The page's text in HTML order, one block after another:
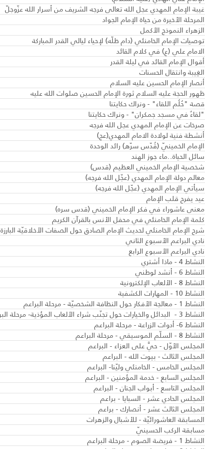
غيبة الإمام المهدي عجل الله تعالى فرجه الشريف من أسرار الله عزّوجلّ
المرحلة الأخيرة من حياة الإمام الجواد
الزهراء النموذج الأكمل
توصيات الإمام الخامنئي (دام ظلّه) لإحياء ليالي القدر المباركة
الامام علي (ع) في كلام القائد
أقوال الإمام القائد في ليلة القدر
الغِيبة وانتقال الحسنات
أنصار الإمام الحسين عليه السلام
ظهور الحجة عليه السلام ثورة الإمام الحسين صلوات الله عليه
قصة "حُلُم اللقاء" - ونراك حكايتنا
"لقاءٌ في مسجد جمكران" - ونراك حكايتنا
صرخات عن الإمام المهدي عجل الله فرجه
أنشطة فنية لولادة الامام المهدي(عج)
الإمام الخمينيّ (قُدّس سرّه) رائد الوحدة
سائل الحياة..ماء جوز الهند
شخصية الإمام الخميني العظيم (قدس)
معالم دولة الإمام المهدي (عجّل الله فرجه)
سيأتي الإمام المهدي (عجّل الله فرجه)
عيد يفرح قلب الإمام
معنى عاشوراء في فكر الإمام الخميني (قدس سره)
كلمة الإمام الخامنئي في محفل الأنس بالقرآن الكريم
شرح الإمام الخامنئي لحديث الإمام الصادق حول الصفات الأخلاقيّة البارزة
نادي البراعم الأسبوع الثاني
نادي البراعم الأسبوع الرابع
النشاط 4 - ماذا أشتري
النشاط 6 - أنشد لوطني
النشاط 8 - الألعاب الإلكترونية
النشاط 10 - المهارات الكشفية
النشاط 1 - معالجة الأفكار حول النظافة الشخصيّة - مرحلة البراعم
النشاط 3 - البدائل والخيارات حول تجنّب شراء الألعاب المؤذية- مرحلة البراعم
النشاط 6- أدوات الزراعة - مرحلة البراعم
النشاط 8 - السلّم الموسيقي - مرحلة البراعم
المجلس الأوّل - حيَّ على العزاء - البراعم
المجلس الثالث - بيوت الله - البراعم
المجلس الخامس - الخامنئي وليّنا- البراعم
المجلس السابع - خدمة المؤمنين - البراعم
المجلس التاسع - أبواب الجنان - البراعم
المجلس الحادي عشر - السبايا - براعم
المجلس الثالث عشر - أنصارك - براعم
المسابقة العاشورائيّة - للأشبال والزهرات
مسابقة الركب الحسينيّ
النشاط 1 - فريضة الصوم - مرحلة البراعم